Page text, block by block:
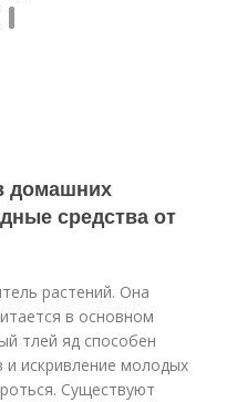
домашних
средства от
растений. Она
в основном
тлей яд способен
и искривление молодых
Существуют